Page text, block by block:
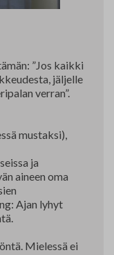
”Jos kaikki
jäljelle
verran”.
mustaksi),
ja
aineen oma
Ajan lyhyt
Mielessä ei